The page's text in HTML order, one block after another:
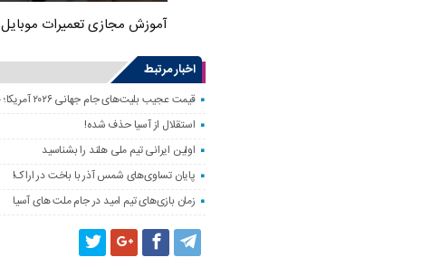
آموزش مجازی تعمیرات موبایل
اخبار مرتبط
قیمت عجیب بلیت‌های جام جهانی ۲۰۲۶ آمریکا؛ فوتبال فقط برای مایه‌دارها!
استقلال از آسیا حذف شده!
اولین ایرانی تیم ملی هلند را بشناسید
پایان تساوی‌های شمس آذر با باخت در اراک!
زمان بازی‌های تیم امید در جام ملت های آسیا